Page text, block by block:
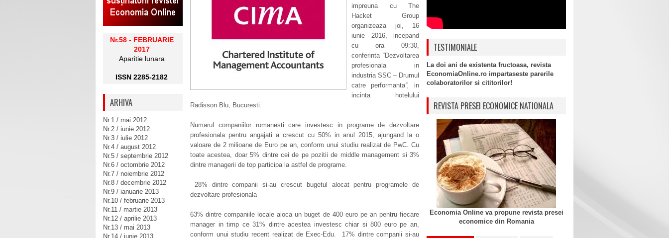
impreuna cu The
Hacket Group
organizeaza joi, 16
iunie 2016, incepand
cu ora 09:30,
conferinta “Dezvoltarea
profesionala in
industria SSC – Drumul
catre performanta“,
in
incinta hotelului
Radisson Blu, Bucuresti.
Numarul companiilor romanesti care investesc in programe de dezvoltare
profesionala pentru angajati a crescut cu 50% in anul 2015, ajungand la o
valoare de 2 milioane de Euro pe an, conform unui studiu realizat de PwC. Cu
toate acestea, doar 5% dintre cei de pe pozitii de middle management si 3%
dintre managerii de top participa la astfel de programe.
28% dintre companii si-au crescut bugetul alocat pentru programele de
dezvoltare profesionala
63% dintre companiile locale aloca un buget de 400 euro pe an pentru fiecare
manager in timp ce 31% dintre acestea investesc chiar si 800 euro pe an,
conform unui studiu recent realizat de Exec-Edu. 17% dintre companii si-au
Nr.58 - FEBRUARIE
2017
Aparitie lunara
ISSN 2285-2182
ARHIVA
Nr.1 / mai 2012
Nr.2 / iunie 2012
Nr.3 / iulie 2012
Nr.4 / august 2012
Nr.5 / septembrie 2012
Nr.6 / octombrie 2012
Nr.7 / noiembrie 2012
Nr.8 / decembrie 2012
Nr.9 / ianuarie 2013
Nr.10 / februarie 2013
Nr.11 / martie 2013
Nr.12 / aprilie 2013
Nr.13 / mai 2013
Nr.14 / iunie 2013
TESTIMONIALE
La doi ani de existenta fructoasa, revista
EconomiaOnline.ro impartaseste parerile
colaboratorilor si cititorilor!
REVISTA PRESEI ECONOMICE NATIONALA
Economia Online va propune revista presei
economice din Romania